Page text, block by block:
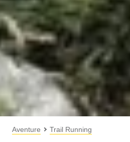
Aventure Trail Running